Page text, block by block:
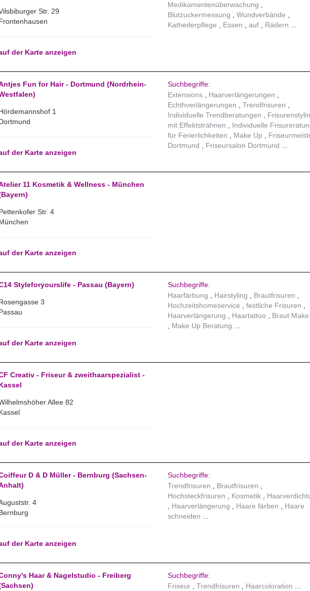
Str. 29
der Karte anzeigen
Medikamentenüberwachung
Blutzuckermessung
Wundverbände
Kathederpflege
Essen auf Rädern
Fun for Hair - Dortmund (Nordrhein-
1
der Karte anzeigen
Suchbegriffe:
Extensions
Haarverlängerungen
Echthverlängerungen
Trendfrisuren
Individuelle Trendberatungen
mit Effektsträhnen
Individuelle
für Ferierlichkeiten
Make Up
Dortmund
Friseursalon Dortmund
11 Kosmetik & Wellness - München
Str. 4
der Karte anzeigen
Styleforyourslife - Passau (Bayern)
3
der Karte anzeigen
Suchbegriffe:
Haarfärbung
Hairstyling
Brautfrisuren
Hochzeitshomeservice
festliche Frisuren
Haarverlängerung
Haartattoo
Braut
Make Up Beratung
Creativ - Friseur & zweithaarspezialist -
Allee 82
der Karte anzeigen
D & D Müller - Bernburg (Sachsen-
4
der Karte anzeigen
Suchbegriffe:
Trendfrisuren
Brautfrisuren
Hochsteckfrisuren
Kosmetik
Haarverlängerung
Haare färben
Haare
schneiden
Haar & Nagelstudio - Freiberg
Suchbegriffe:
Friseur
Trendfrisuren Haarcoloration